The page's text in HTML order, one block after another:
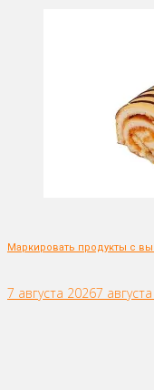
Маркировать продукты с
7 августа 20267